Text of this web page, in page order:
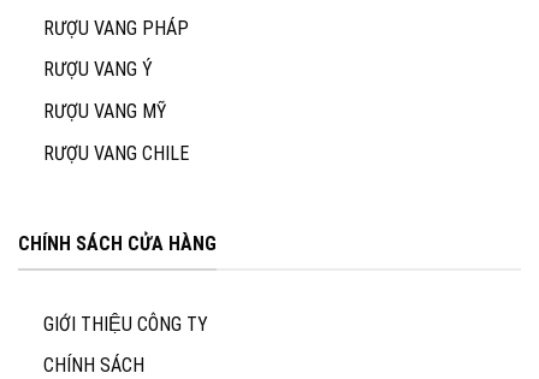
RƯỢU VANG PHÁP
RƯỢU VANG Ý
RƯỢU VANG MỸ
RƯỢU VANG CHILE
CHÍNH SÁCH CỬA HÀNG
GIỚI THIỆU CÔNG TY
CHÍNH SÁCH